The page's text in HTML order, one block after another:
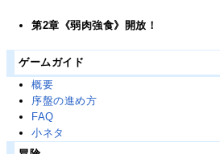
第2章《弱肉強食》開放！
ゲームガイド
概要
序盤の進め方
FAQ
小ネタ